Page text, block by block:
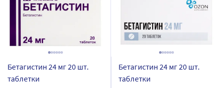
Бетагистин 24 мг 20 шт.
таблетки
Бетагистин 24 мг 20 шт.
таблетки